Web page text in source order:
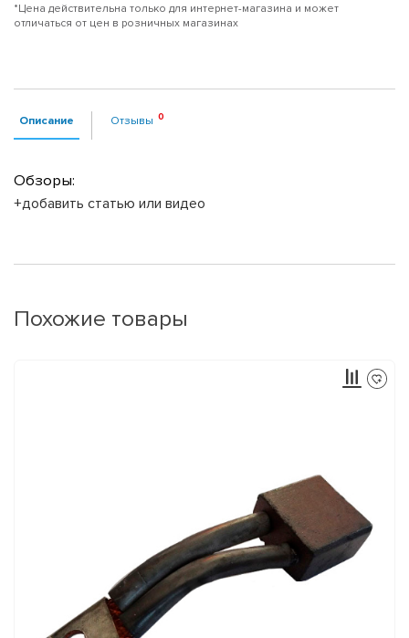
*Цена действительна только для интернет-магазина и может
отличаться от цен в розничных магазинах
Описание Отзывы
Обзоры:
+добавить статью или видео
Похожие товары